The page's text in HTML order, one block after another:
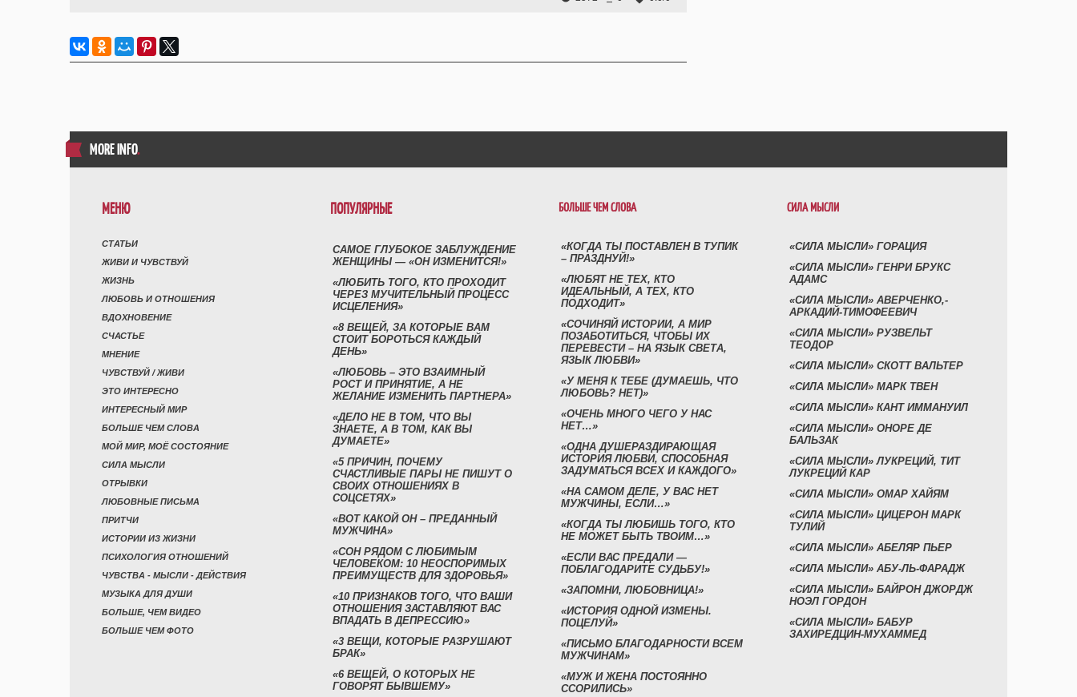
MORE INFO.
МЕНЮ
СТАТЬИ
ЖИВИ И ЧУВСТВУЙ
ЖИЗНЬ
ЛЮБОВЬ И ОТНОШЕНИЯ
ВДОХНОВЕНИЕ
СЧАСТЬЕ
МНЕНИЕ
ЧУВСТВУЙ / ЖИВИ
ЭТО ИНТЕРЕСНО
ИНТЕРЕСНЫЙ МИР
БОЛЬШЕ ЧЕМ СЛОВА
МОЙ МИР, МОЁ СОСТОЯНИЕ
СИЛА МЫСЛИ
ОТРЫВКИ
ЛЮБОВНЫЕ ПИСЬМА
ПРИТЧИ
ИСТОРИИ ИЗ ЖИЗНИ
ПСИХОЛОГИЯ ОТНОШЕНИЙ
ЧУВСТВА - МЫСЛИ - ДЕЙСТВИЯ
МУЗЫКА ДЛЯ ДУШИ
БОЛЬШЕ, ЧЕМ ВИДЕО
БОЛЬШЕ ЧЕМ ФОТО
ПОПУЛЯРНЫЕ
САМОЕ ГЛУБОКОЕ ЗАБЛУЖДЕНИЕ
ЖЕНЩИНЫ — «ОН ИЗМЕНИТСЯ!»
«ЛЮБИТЬ ТОГО, КТО ПРОХОДИТ
ЧЕРЕЗ МУЧИТЕЛЬНЫЙ ПРОЦЕСС
ИСЦЕЛЕНИЯ»
«8 ВЕЩЕЙ, ЗА КОТОРЫЕ ВАМ
СТОИТ БОРОТЬСЯ КАЖДЫЙ
ДЕНЬ»
«ЛЮБОВЬ – ЭТО ВЗАИМНЫЙ
РОСТ И ПРИНЯТИЕ, А НЕ
ЖЕЛАНИЕ ИЗМЕНИТЬ ПАРТНЕРА»
«ДЕЛО НЕ В ТОМ, ЧТО ВЫ
ЗНАЕТЕ, А В ТОМ, КАК ВЫ
ДУМАЕТЕ»
«5 ПРИЧИН, ПОЧЕМУ
СЧАСТЛИВЫЕ ПАРЫ НЕ ПИШУТ О
СВОИХ ОТНОШЕНИЯХ В
СОЦСЕТЯХ»
«ВОТ КАКОЙ ОН – ПРЕДАННЫЙ
МУЖЧИНА»
«СОН РЯДОМ С ЛЮБИМЫМ
ЧЕЛОВЕКОМ: 10 НЕОСПОРИМЫХ
ПРЕИМУЩЕСТВ ДЛЯ ЗДОРОВЬЯ»
«10 ПРИЗНАКОВ ТОГО, ЧТО ВАШИ
ОТНОШЕНИЯ ЗАСТАВЛЯЮТ ВАС
ВПАДАТЬ В ДЕПРЕССИЮ»
«3 ВЕЩИ, КОТОРЫЕ РАЗРУШАЮТ
БРАК»
«6 ВЕЩЕЙ, О КОТОРЫХ НЕ
ГОВОРЯТ БЫВШЕМУ»
БОЛЬШЕ ЧЕМ СЛОВА
«КОГДА ТЫ ПОСТАВЛЕН В ТУПИК
– ПРАЗДНУЙ!»
«ЛЮБЯТ НЕ ТЕХ, КТО
ИДЕАЛЬНЫЙ, А ТЕХ, КТО
ПОДХОДИТ»
«СОЧИНЯЙ ИСТОРИИ, А МИР
ПОЗАБОТИТЬСЯ, ЧТОБЫ ИХ
ПЕРЕВЕСТИ – НА ЯЗЫК СВЕТА,
ЯЗЫК ЛЮБВИ»
«У МЕНЯ К ТЕБЕ (ДУМАЕШЬ, ЧТО
ЛЮБОВЬ? НЕТ)»
«ОЧЕНЬ МНОГО ЧЕГО У НАС
НЕТ…»
«ОДНА ДУШЕРАЗДИРАЮЩАЯ
ИСТОРИЯ ЛЮБВИ, СПОСОБНАЯ
ЗАДУМАТЬСЯ ВСЕХ И КАЖДОГО»
«НА САМОМ ДЕЛЕ, У ВАС НЕТ
МУЖЧИНЫ, ЕСЛИ…»
«КОГДА ТЫ ЛЮБИШЬ ТОГО, КТО
НЕ МОЖЕТ БЫТЬ ТВОИМ…»
«ЕСЛИ ВАС ПРЕДАЛИ —
ПОБЛАГОДАРИТЕ СУДЬБУ!»
«ЗАПОМНИ, ЛЮБОВНИЦА!»
«ИСТОРИЯ ОДНОЙ ИЗМЕНЫ.
ПОЦЕЛУЙ»
«ПИСЬМО БЛАГОДАРНОСТИ ВСЕМ
МУЖЧИНАМ»
«МУЖ И ЖЕНА ПОСТОЯННО
ССОРИЛИСЬ»
СИЛА МЫСЛИ
«СИЛА МЫСЛИ» ГОРАЦИЯ
«СИЛА МЫСЛИ» ГЕНРИ БРУКС
АДАМС
«СИЛА МЫСЛИ» АВЕРЧЕНКО,-
АРКАДИЙ-ТИМОФЕЕВИЧ
«СИЛА МЫСЛИ» РУЗВЕЛЬТ
ТЕОДОР
«СИЛА МЫСЛИ» СКОТТ ВАЛЬТЕР
«СИЛА МЫСЛИ» МАРК ТВЕН
«СИЛА МЫСЛИ» КАНТ ИММАНУИЛ
«СИЛА МЫСЛИ» ОНОРЕ ДЕ
БАЛЬЗАК
«СИЛА МЫСЛИ» ЛУКРЕЦИЙ, ТИТ
ЛУКРЕЦИЙ КАР
«СИЛА МЫСЛИ» ОМАР ХАЙЯМ
«СИЛА МЫСЛИ» ЦИЦЕРОН МАРК
ТУЛИЙ
«СИЛА МЫСЛИ» АБЕЛЯР ПЬЕР
«СИЛА МЫСЛИ» АБУ-ЛЬ-ФАРАДЖ
«СИЛА МЫСЛИ» БАЙРОН ДЖОРДЖ
НОЭЛ ГОРДОН
«СИЛА МЫСЛИ» БАБУР
ЗАХИРЕДЦИН-МУХАММЕД